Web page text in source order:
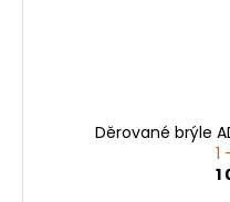
Děrované brýle
1
1